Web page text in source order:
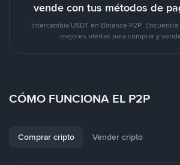
vende con tus métodos de
Intercambia USDT en Binance P2P.
mejores ofertas para comprar y
CÓMO FUNCIONA EL P2P
Comprar cripto Vender cripto